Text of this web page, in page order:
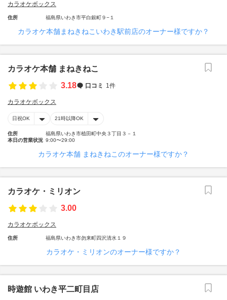
カラオケボックス
住所 福島県いわき市平白銀町９−１
カラオケ本舗まねきねこいわき駅前店のオーナー様ですか？
カラオケ本舗 まねきねこ
3.18
口コミ 1件
カラオケボックス
日祝OK 21時以降OK
住所
福島県いわき市植田町中央３丁目３－１
本日の営業状況 9:00〜29:00
カラオケ本舗 まねきねこのオーナー様ですか？
カラオケ・ミリオン
3.00
カラオケボックス
住所 福島県いわき市勿来町四沢清水１９
カラオケ・ミリオンのオーナー様ですか？
時遊館 いわき平二町目店